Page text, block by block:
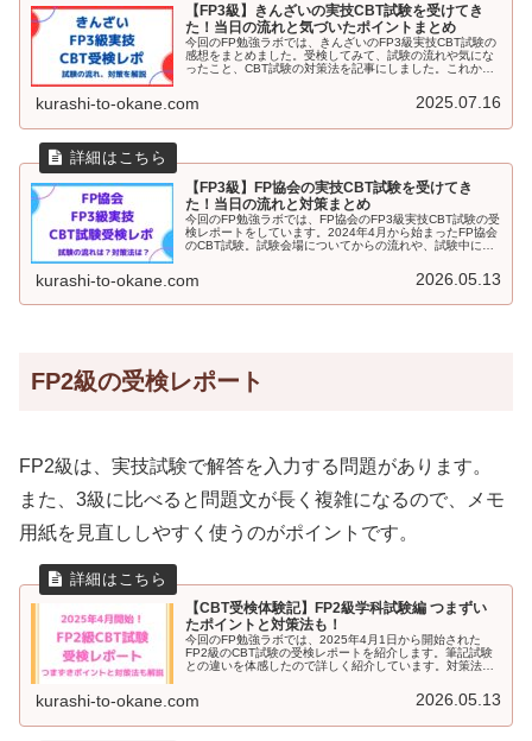
【FP3級】きんざいの実技CBT試験を受けてき
た！当日の流れと気づいたポイントまとめ
今回のFP勉強ラボでは、きんざいのFP3級実技CBT試験の
感想をまとめました。受検してみて、試験の流れや気にな
ったこと、CBT試験の対策法を記事にしました。これか
kurashi-to-okane.com 2025.07.16
【FP3級】FP協会の実技CBT試験を受けてき
た！当日の流れと対策まとめ
今回のFP勉強ラボでは、FP協会のFP3級実技CBT試験の受
検レポートをしています。2024年4月から始まったFP協会
のCBT試験。試験会場についてからの流れや、試験中に感
会のFP3級実技CBT試験を検討している方はぜひ参考にし
てください。
kurashi-to-okane.com 2026.05.13
FP2級の受検レポート
FP2級は、実技試験で解答を入力する問題があります。
また、3級に比べると問題文が長く複雑になるので、メモ
用紙を見直ししやすく使うのがポイントです。
【CBT受検体験記】FP2級学科試験編 つまずい
たポイントと対策法も！
今回のFP勉強ラボでは、2025年4月1日から開始された
FP2級のCBT試験の受検レポートを紹介します。筆記試験
との違いを体感したので詳しく紹介しています。対策法も
kurashi-to-okane.com 2026.05.13